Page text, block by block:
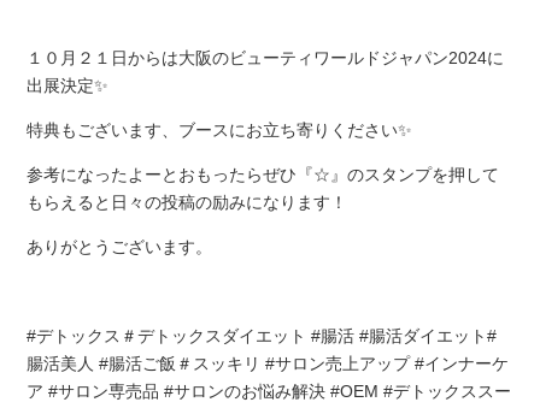
１０月２１日からは大阪のビューティワールドジャパン2024に
出展決定✨
特典もございます、ブースにお立ち寄りください✨
参考になったよーとおもったらぜひ『☆』のスタンプを押して
もらえると日々の投稿の励みになります！
ありがとうございます。
#デトックス＃デトックスダイエット #腸活 #腸活ダイエット#
腸活美人 #腸活ご飯＃スッキリ #サロン売上アップ #インナーケ
ア #サロン専売品 #サロンのお悩み解決 #OEM #デトックススー